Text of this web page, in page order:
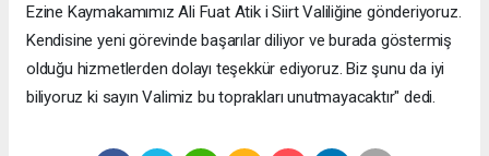
Ezine Kaymakamımız Ali Fuat Atik i Siirt Valiliğine gönderiyoruz.
Kendisine yeni görevinde başarılar diliyor ve burada göstermiş
olduğu hizmetlerden dolayı teşekkür ediyoruz. Biz şunu da iyi
biliyoruz ki sayın Valimiz bu toprakları unutmayacaktır" dedi.